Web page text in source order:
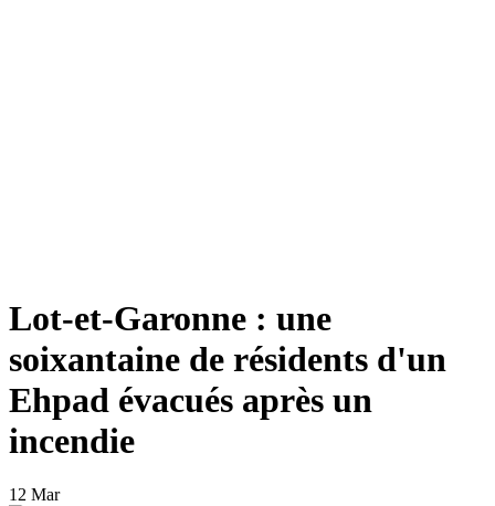
Lot-et-Garonne : une
soixantaine de résidents d'un
Ehpad évacués après un
incendie
12 Mar